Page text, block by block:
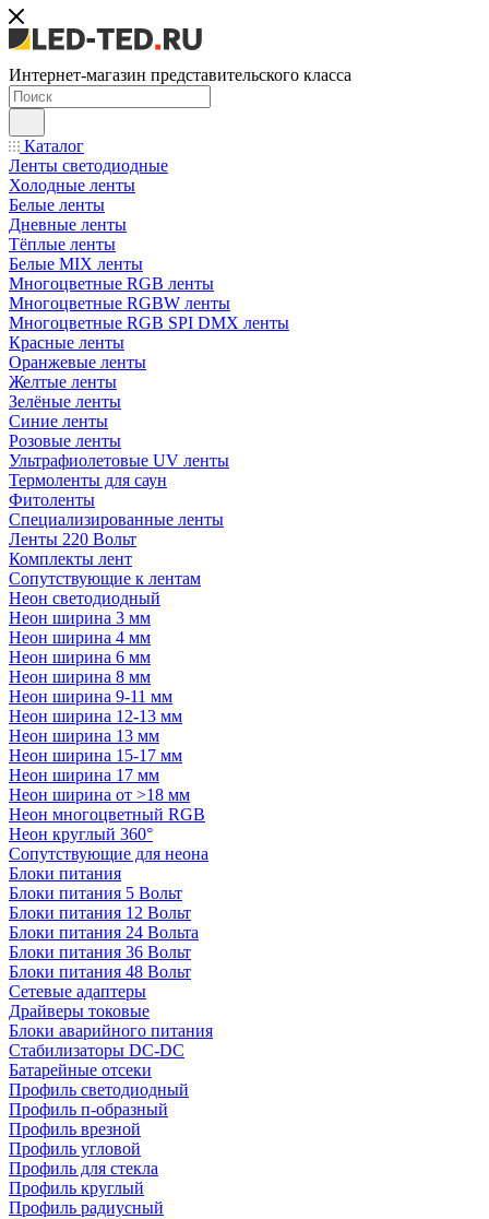
Интернет-магазин представительского класса
Каталог
Ленты светодиодные
Холодные ленты
Белые ленты
Дневные ленты
Тёплые ленты
Белые MIX ленты
Многоцветные RGB ленты
Многоцветные RGBW ленты
Многоцветные RGB SPI DMX ленты
Красные ленты
Оранжевые ленты
Желтые ленты
Зелёные ленты
Синие ленты
Розовые ленты
Ультрафиолетовые UV ленты
Термоленты для саун
Фитоленты
Специализированные ленты
Ленты 220 Вольт
Комплекты лент
Сопутствующие к лентам
Неон светодиодный
Неон ширина 3 мм
Неон ширина 4 мм
Неон ширина 6 мм
Неон ширина 8 мм
Неон ширина 9-11 мм
Неон ширина 12-13 мм
Неон ширина 13 мм
Неон ширина 15-17 мм
Неон ширина 17 мм
Неон ширина от >18 мм
Неон многоцветный RGB
Неон круглый 360°
Сопутствующие для неона
Блоки питания
Блоки питания 5 Вольт
Блоки питания 12 Вольт
Блоки питания 24 Вольта
Блоки питания 36 Вольт
Блоки питания 48 Вольт
Сетевые адаптеры
Драйверы токовые
Блоки аварийного питания
Стабилизаторы DC-DC
Батарейные отсеки
Профиль светодиодный
Профиль п-образный
Профиль врезной
Профиль угловой
Профиль для стекла
Профиль круглый
Профиль радиусный